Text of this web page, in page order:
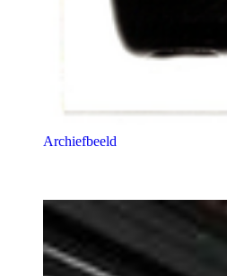
Archiefbeeld